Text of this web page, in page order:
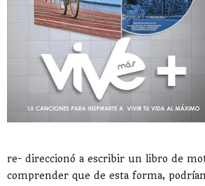
re- direccionó a escribir un libro de
comprender que de esta forma,